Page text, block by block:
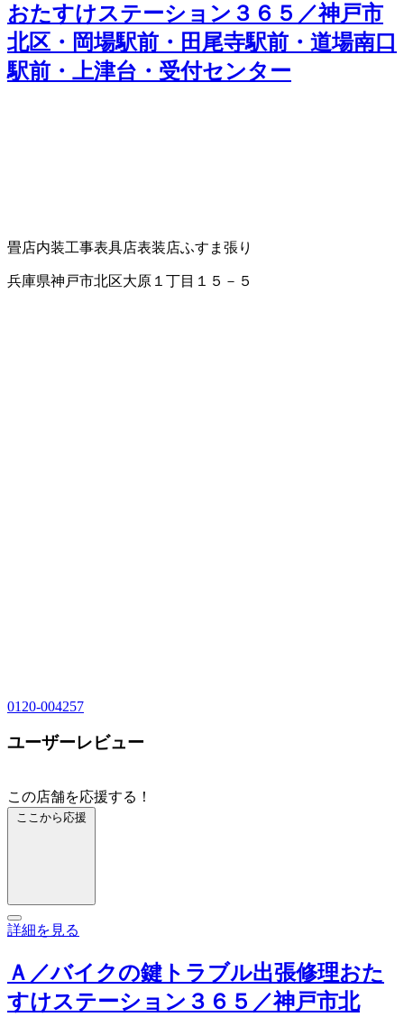
おたすけステーション３６５／神戸市
北区・岡場駅前・田尾寺駅前・道場南口
駅前・上津台・受付センター
畳店内装工事表具店表装店ふすま張り
兵庫県神戸市北区大原１丁目１５－５
0120-004257
ユーザーレビュー
この店舗を応援する！
ここから応援
詳細を見る
Ａ／バイクの鍵トラブル出張修理おた
すけステーション３６５／神戸市北